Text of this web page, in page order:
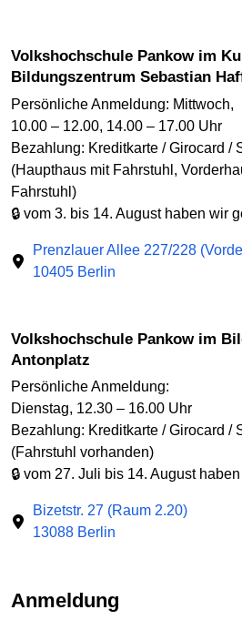
Volkshochschule Pankow im Kultur- und
Bildungszentrum Sebastian
Persönliche Anmeldung: Mittwoch,
10.00 – 12.00, 14.00 – 17.00 Uhr
Bezahlung: Kreditkarte / Girocard /
(Haupthaus mit Fahrstuhl,
Fahrstuhl)
🔒 vom 3. bis 14. August haben wir
Prenzlauer Allee 227/228
10405 Berlin
Volkshochschule Pankow im Bildungszentrum am
Antonplatz
Persönliche Anmeldung:
Dienstag, 12.30 – 16.00 Uhr
Bezahlung: Kreditkarte / Girocard /
(Fahrstuhl vorhanden)
🔒 vom 27. Juli bis 14. August
Bizetstr. 27 (Raum 2.20)
13088 Berlin
Anmeldung